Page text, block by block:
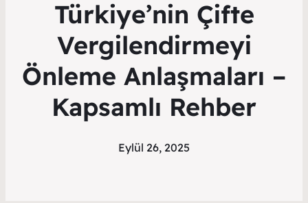
Türkiye’nin Çifte
Vergilendirmeyi
Önleme Anlaşmaları –
Kapsamlı Rehber
Eylül 26, 2025